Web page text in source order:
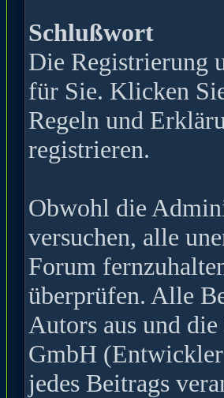
Schlußwort
Die Registrierung
für Sie. Klicken
Regeln und
registrieren.
Obwohl die
versuchen, alle
Forum
überprüfen. Alle
Autors aus und
GmbH
jedes Beitrags